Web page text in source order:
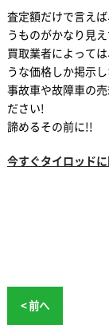
査定額だけで言え
うものがかなり見
買取業者によって
うな価格しか掲示
事故車や故障車の
ださい!
諦めるその前に!!
今すぐタイロッド
< 前へ